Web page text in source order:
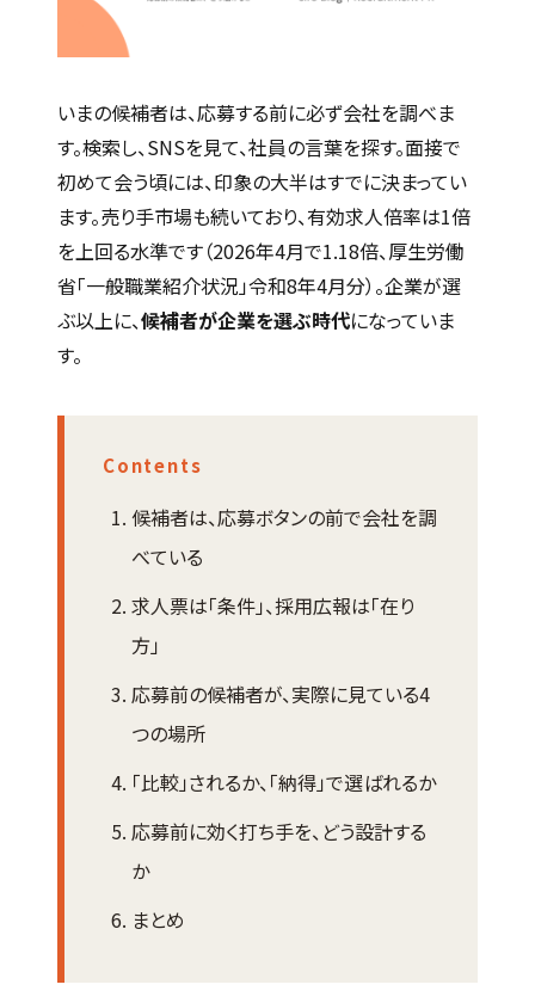
いまの候補者は、応募する前に必ず会社を調べま
す。検索し、SNSを見て、社員の言葉を探す。面接で
初めて会う頃には、印象の大半はすでに決まってい
ます。売り手市場も続いており、有効求人倍率は1倍
を上回る水準です（2026年4月で1.18倍、厚生労働
省「一般職業紹介状況」令和8年4月分）。企業が選
ぶ以上に、候補者が企業を選ぶ時代になっていま
す。
Contents
候補者は、応募ボタンの前で会社を調
べている
求人票は「条件」、採用広報は「在り
方」
応募前の候補者が、実際に見ている4
つの場所
「比較」されるか、「納得」で選ばれるか
応募前に効く打ち手を、どう設計する
か
まとめ